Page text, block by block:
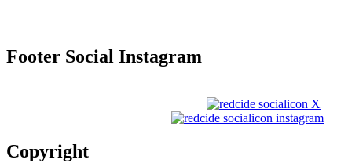
Footer Social Instagram
Copyright